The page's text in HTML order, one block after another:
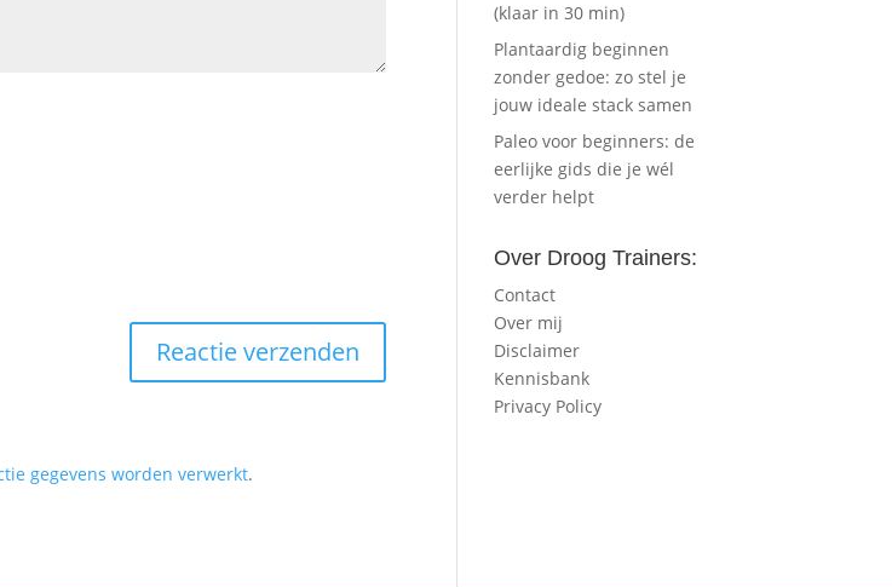
gegevens worden verwerkt.
(klaar in 30 min)
Plantaardig beginnen
zonder gedoe: zo stel je
jouw ideale stack samen
Paleo voor beginners: de
eerlijke gids die je wél
verder helpt
Over Droog Trainers:
Contact
Over mij
Disclaimer
Kennisbank
Privacy Policy